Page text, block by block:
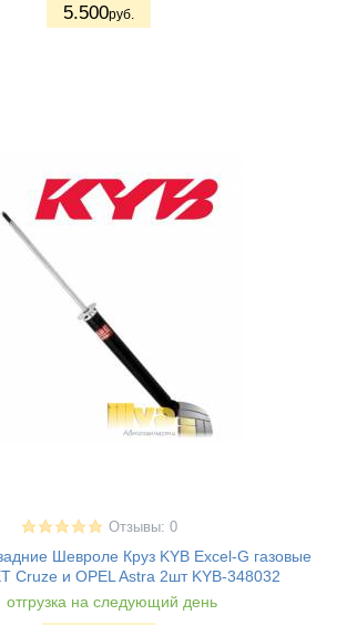
5.500руб.
Отзывы: 0
Шевроле Круз KYB Excel-G газовые
Cruze и OPEL Astra 2шт KYB-348032
отгрузка на следующий день